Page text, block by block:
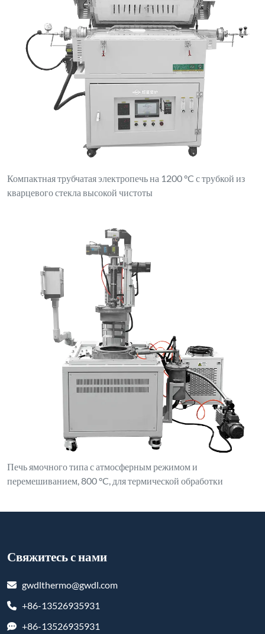
Компактная трубчатая электропечь на 1200 °C с трубкой из
кварцевого стекла высокой чистоты
Печь ямочного типа с атмосферным режимом и
перемешиванием, 800 °C, для термической обработки
Свяжитесь с нами
gwdlthermo@gwdl.com
+86-13526935931
+86-13526935931